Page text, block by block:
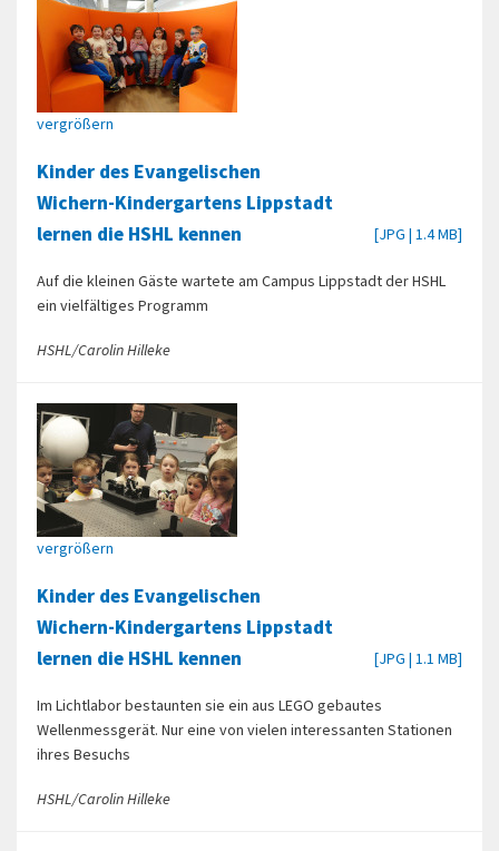
vergrößern
Kinder des Evangelischen
Wichern-Kindergartens Lippstadt
lernen die HSHL kennen
[JPG | 1.4 MB]
Auf die kleinen Gäste wartete am Campus Lippstadt der HSHL
ein vielfältiges Programm
HSHL/Carolin Hilleke
vergrößern
Kinder des Evangelischen
Wichern-Kindergartens Lippstadt
lernen die HSHL kennen
[JPG | 1.1 MB]
Im Lichtlabor bestaunten sie ein aus LEGO gebautes
Wellenmessgerät. Nur eine von vielen interessanten Stationen
ihres Besuchs
HSHL/Carolin Hilleke